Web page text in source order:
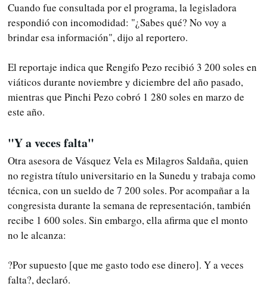
Cuando fue consultada por el programa, la legisladora
respondió con incomodidad: "¿Sabes qué? No voy a
brindar esa información", dijo al reportero.
El reportaje indica que Rengifo Pezo recibió 3 200 soles en
viáticos durante noviembre y diciembre del año pasado,
mientras que Pinchi Pezo cobró 1 280 soles en marzo de
este año.
"Y a veces falta"
Otra asesora de Vásquez Vela es Milagros Saldaña, quien
no registra título universitario en la Sunedu y trabaja como
técnica, con un sueldo de 7 200 soles. Por acompañar a la
congresista durante la semana de representación, también
recibe 1 600 soles. Sin embargo, ella afirma que el monto
no le alcanza:
?Por supuesto [que me gasto todo ese dinero]. Y a veces
falta?, declaró.